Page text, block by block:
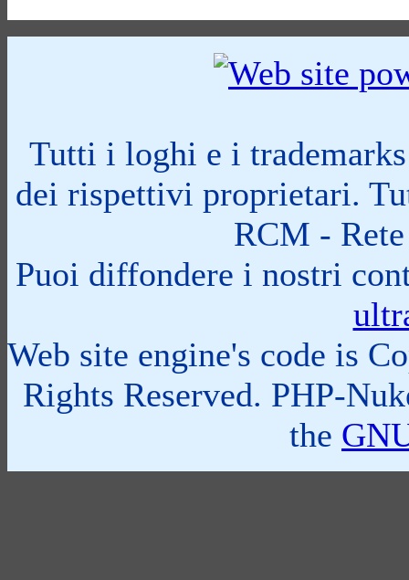
Tutti i loghi e i
dei rispettivi proprietari.
RCM -
Puoi diffondere i nostri
Web site engine's code is
Rights Reserved. PHP-
the